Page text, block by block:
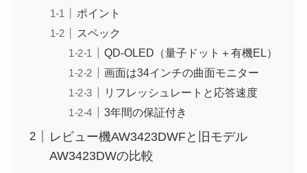
ポイント
スペック
QD-OLED（量子ドット＋有機EL）
画面は34インチの曲面モニター
リフレッシュレートと応答速度
3年間の保証付き
レビュー機AW3423DWFと旧モデル
AW3423DWの比較